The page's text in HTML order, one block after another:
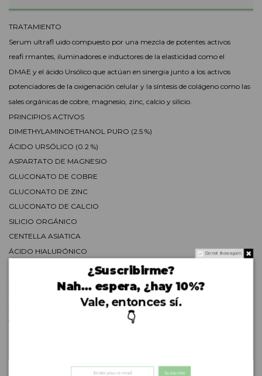
TRATAMIENTO
Serum ultrafl uido compuesto por una mezcla de potentes activos
reafi rmantes, iluminadores e inductores de la elasticidad como el
DMAE y el ácido Ursólico que actúan en sinergia junto a los activos
potenciadores de la oxigenación celular y la síntesis de colágeno como las
sales orgánicas de cobre, magnesio, zinc, calcio y silicio.
PRINCIPIOS ACTIVOS
DIMETHYLAMINOETHANOL PURO (2.5 %)
ÁCIDO URSÓLICO (0.2 %)
ASPARTATO DE MAGNESIO
GLUCONATO DE COBRE
GLUCONATO DE ZINC
GLUCONATO DE CALCIO
SILICIO ORGÁNICO
CENTELLA ASIATICA
ÁCIDO HIALURÓNICO
Agitar antes de usar. Aplicar 4 gotas por la mañana solo o después del
tratamiento antioxidante habitual. Por las noches aplicar tras el uso de
tratamientos retexturizantes. Puede utilizarse como efecto fl ash antes
de
Evitar el contacto con los ojos.
Do not show again.
¿Suscribirme?
Nah… espera, ¿hay 10%?
Vale, entonces sí.
👇
Subscribe